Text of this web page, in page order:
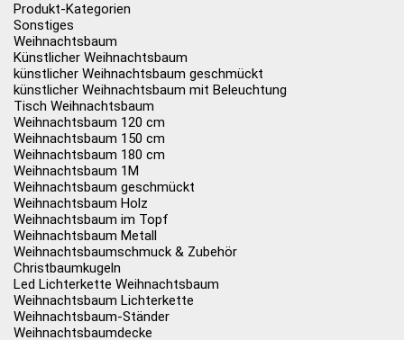
Produkt-Kategorien
Sonstiges
Weihnachtsbaum
Künstlicher Weihnachtsbaum
künstlicher Weihnachtsbaum geschmückt
künstlicher Weihnachtsbaum mit Beleuchtung
Tisch Weihnachtsbaum
Weihnachtsbaum 120 cm
Weihnachtsbaum 150 cm
Weihnachtsbaum 180 cm
Weihnachtsbaum 1M
Weihnachtsbaum geschmückt
Weihnachtsbaum Holz
Weihnachtsbaum im Topf
Weihnachtsbaum Metall
Weihnachtsbaumschmuck & Zubehör
Christbaumkugeln
Led Lichterkette Weihnachtsbaum
Weihnachtsbaum Lichterkette
Weihnachtsbaum-Ständer
Weihnachtsbaumdecke